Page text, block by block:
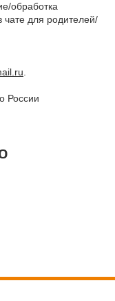
обработка
чате для родителей/
.
России